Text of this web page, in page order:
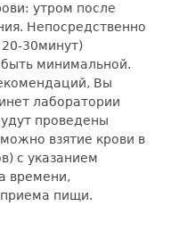
утром после
Непосредственно
30минут)
минимальной.
Вы
лаборатории
проведены
взятие крови в
с указанием
времени,
пищи.